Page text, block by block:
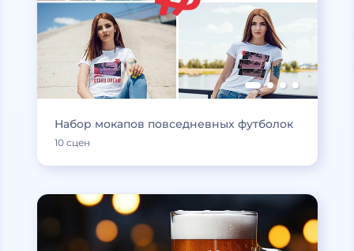
Набор мокапов повседневных футболок
10 сцен